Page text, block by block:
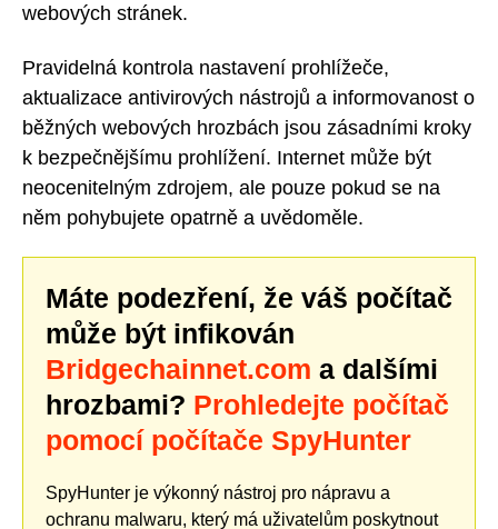
webových stránek.
Pravidelná kontrola nastavení prohlížeče,
aktualizace antivirových nástrojů a informovanost o
běžných webových hrozbách jsou zásadními kroky
k bezpečnějšímu prohlížení. Internet může být
neocenitelným zdrojem, ale pouze pokud se na
něm pohybujete opatrně a uvědoměle.
Máte podezření, že váš počítač
může být infikován
Bridgechainnet.com a dalšími
hrozbami? Prohledejte počítač
pomocí počítače SpyHunter
SpyHunter je výkonný nástroj pro nápravu a
ochranu malwaru, který má uživatelům poskytnout